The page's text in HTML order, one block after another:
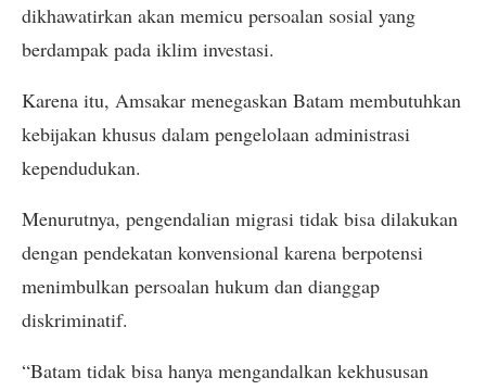
dikhawatirkan akan memicu persoalan sosial yang
berdampak pada iklim investasi.
Karena itu, Amsakar menegaskan Batam membutuhkan
kebijakan khusus dalam pengelolaan administrasi
kependudukan.
Menurutnya, pengendalian migrasi tidak bisa dilakukan
dengan pendekatan konvensional karena berpotensi
menimbulkan persoalan hukum dan dianggap
diskriminatif.
“Batam tidak bisa hanya mengandalkan kekhususan